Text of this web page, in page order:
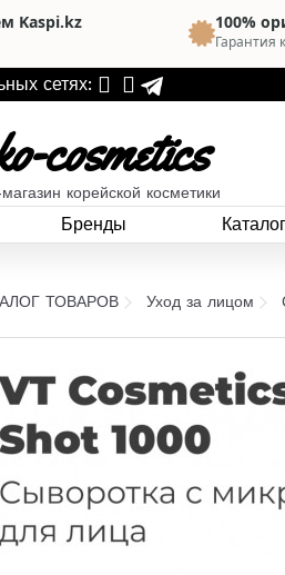
Kaspi.kz 100%
Гарантия
сетях:
cosmetics
корейской косметики
Бренды
ТОВАРОВ Уход за лицом